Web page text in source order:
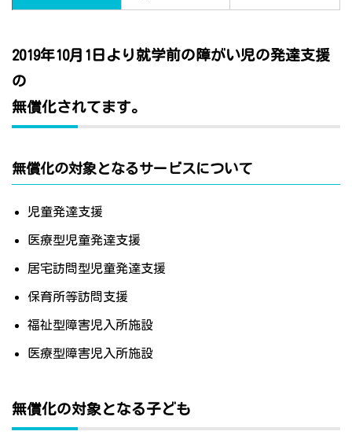
2019年10月1日より就学前の障がい児の発達支援
の
無償化されてます。
無償化の対象となるサービスについて
児童発達支援
医療型児童発達支援
居宅訪問型児童発達支援
保育所等訪問支援
福祉型障害児入所施設
医療型障害児入所施設
無償化の対象となる子ども